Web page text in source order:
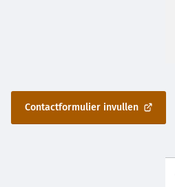
Contactformulier invullen
(Verwijst